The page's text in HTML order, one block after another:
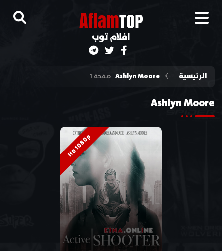
AflamTOP
افلام توب
الرئيسية Ashlyn Moore صفحة 1
Ashlyn Moore
HD 1080p